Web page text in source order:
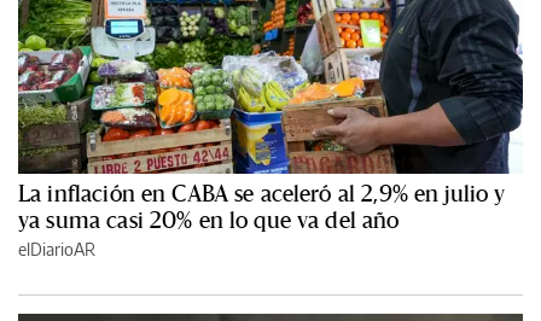
La inflación en CABA se aceleró al 2,9% en julio y
ya suma casi 20% en lo que va del año
elDiarioAR